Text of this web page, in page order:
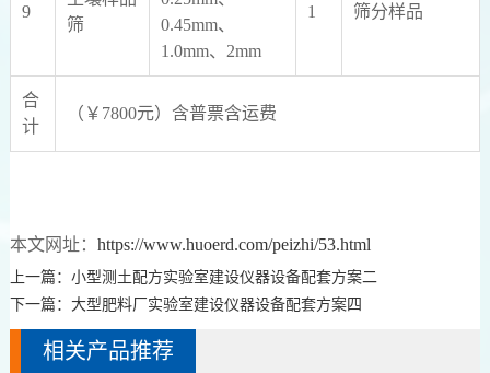
9
筛
0.45mm、
1.0mm、2mm
1 筛分样品
合
计
（￥7800元）含普票含运费
本文网址： https://www.huoerd.com/peizhi/53.html
上一篇： 小型测土配方实验室建设仪器设备配套方案二
下一篇： 大型肥料厂实验室建设仪器设备配套方案四
相关产品推荐